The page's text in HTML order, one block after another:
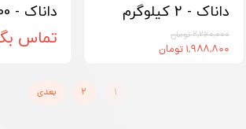
داناک - 2 کیلوگرم
۲,۲۶۰,۰۰۰ تومان
۱,۹۸۸,۸۰۰ تومان
داناک - 500 گرم
تماس
۱ ۲ بعدی